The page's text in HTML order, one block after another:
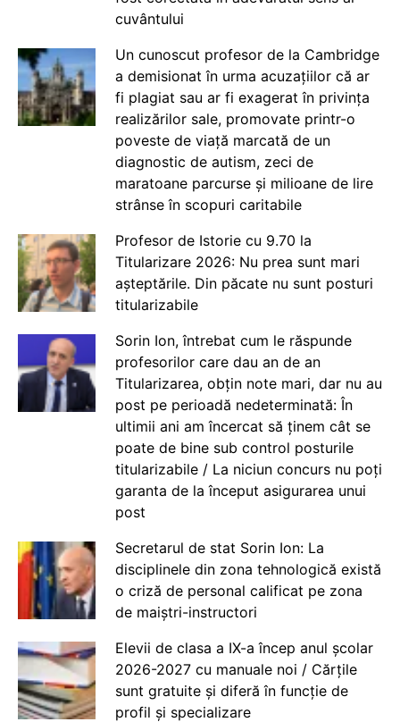
cuvântului
Un cunoscut profesor de la Cambridge
a demisionat în urma acuzațiilor că ar
fi plagiat sau ar fi exagerat în privința
realizărilor sale, promovate printr-o
poveste de viață marcată de un
diagnostic de autism, zeci de
maratoane parcurse și milioane de lire
strânse în scopuri caritabile
Profesor de Istorie cu 9.70 la
Titularizare 2026: Nu prea sunt mari
așteptările. Din păcate nu sunt posturi
titularizabile
Sorin Ion, întrebat cum le răspunde
profesorilor care dau an de an
Titularizarea, obțin note mari, dar nu au
post pe perioadă nedeterminată: În
ultimii ani am încercat să ținem cât se
poate de bine sub control posturile
titularizabile / La niciun concurs nu poți
garanta de la început asigurarea unui
post
Secretarul de stat Sorin Ion: La
disciplinele din zona tehnologică există
o criză de personal calificat pe zona
de maiștri-instructori
Elevii de clasa a IX-a încep anul școlar
2026-2027 cu manuale noi / Cărțile
sunt gratuite și diferă în funcție de
profil și specializare